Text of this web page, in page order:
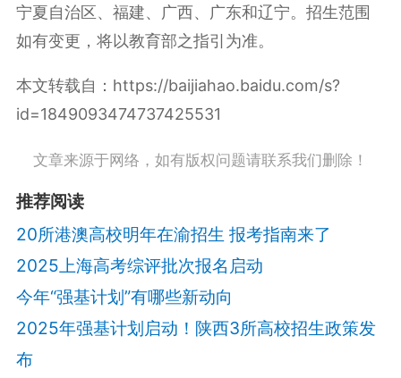
宁夏自治区、福建、广西、广东和辽宁。招生范围
如有变更，将以教育部之指引为准。
本文转载自：https://baijiahao.baidu.com/s?
id=1849093474737425531
文章来源于网络，如有版权问题请联系我们删除！
推荐阅读
20所港澳高校明年在渝招生 报考指南来了
2025上海高考综评批次报名启动
今年“强基计划”有哪些新动向
2025年强基计划启动！陕西3所高校招生政策发
布